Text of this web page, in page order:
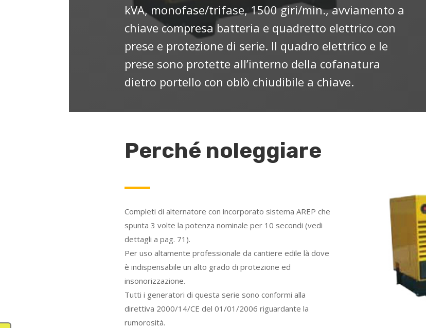
kVA, monofase/trifase, 1500 giri/min., avviamento a
chiave compresa batteria e quadretto elettrico con
prese e protezione di serie. Il quadro elettrico e le
prese sono protette all’interno della cofanatura
dietro portello con oblò chiudibile a chiave.
Perché noleggiare
Completi di alternatore con incorporato sistema AREP che
spunta 3 volte la potenza nominale per 10 secondi (vedi
dettagli a pag. 71).
Per uso altamente professionale da cantiere edile là dove
è indispensabile un alto grado di protezione ed
insonorizzazione.
Tutti i generatori di questa serie sono conformi alla
direttiva 2000/14/CE del 01/01/2006 riguardante la
rumorosità.